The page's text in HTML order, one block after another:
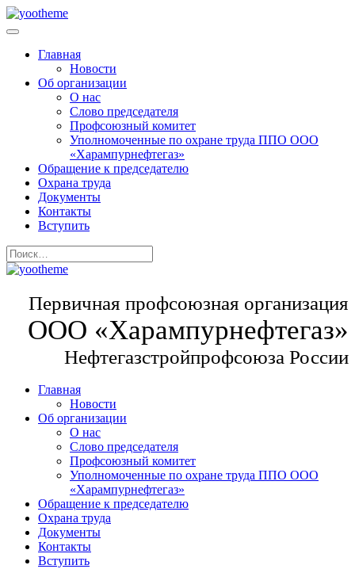
Главная
Новости
Об организации
О нас
Слово председателя
Профсоюзный комитет
Уполномоченные по охране труда ППО ООО
«Харампурнефтегаз»
Обращение к председателю
Охрана труда
Документы
Контакты
Вступить
Первичная профсоюзная организация
ООО «Харампурнефтегаз»
Нефтегазстройпрофсоюза России
Главная
Новости
Об организации
О нас
Слово председателя
Профсоюзный комитет
Уполномоченные по охране труда ППО ООО
«Харампурнефтегаз»
Обращение к председателю
Охрана труда
Документы
Контакты
Вступить